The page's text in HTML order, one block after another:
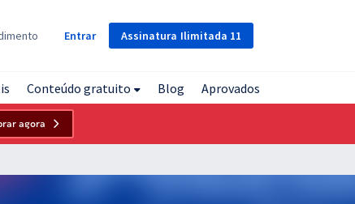
Assinatura Ilimitada 11
Entrar
Conteúdo gratuito Blog Aprovados
agora